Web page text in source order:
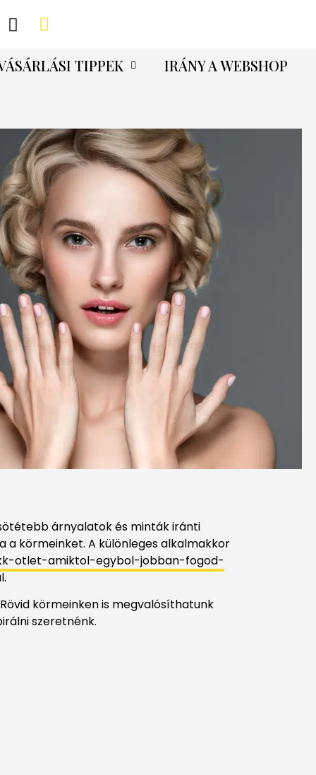
TIPPEK
IRÁNY A WEBSHOP
árnyalatok és minták iránti
a körmeinket. A különleges alkalmakkor
otlet-amiktol-egybol-jobban-fogod-
körmeinken is megvalósíthatunk
szeretnénk.